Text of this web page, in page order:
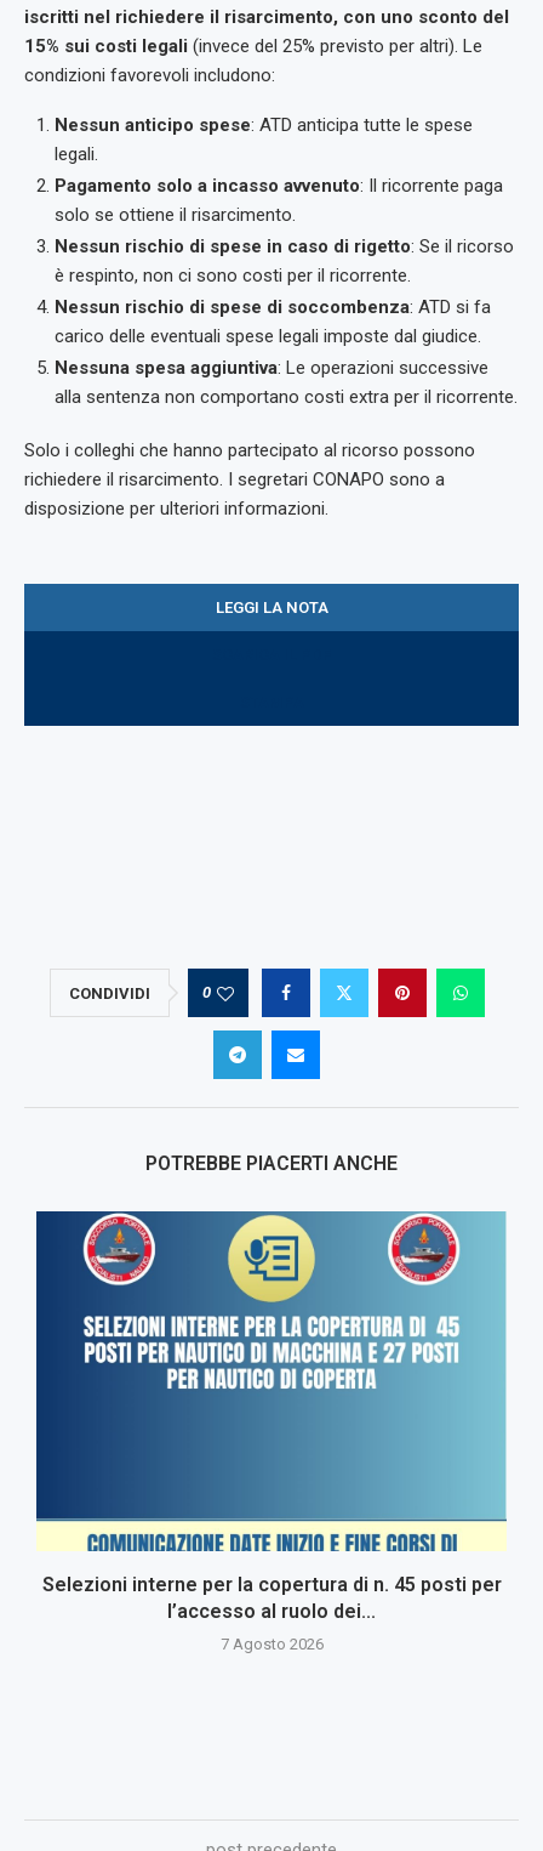
iscritti nel richiedere il risarcimento, con uno sconto del
15% sui costi legali (invece del 25% previsto per altri). Le
condizioni favorevoli includono:
Nessun anticipo spese: ATD anticipa tutte le spese
legali.
Pagamento solo a incasso avvenuto: Il ricorrente paga
solo se ottiene il risarcimento.
Nessun rischio di spese in caso di rigetto: Se il ricorso
è respinto, non ci sono costi per il ricorrente.
Nessun rischio di spese di soccombenza: ATD si fa
carico delle eventuali spese legali imposte dal giudice.
Nessuna spesa aggiuntiva: Le operazioni successive
alla sentenza non comportano costi extra per il ricorrente.
Solo i colleghi che hanno partecipato al ricorso possono
richiedere il risarcimento. I segretari CONAPO sono a
disposizione per ulteriori informazioni.
LEGGI LA NOTA
CONDIVIDI 0
POTREBBE PIACERTI ANCHE
Selezioni interne per la copertura di n. 45 posti per
l’accesso al ruolo dei...
7 Agosto 2026